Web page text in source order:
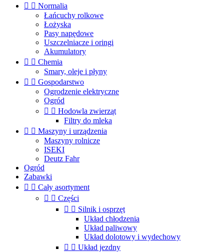
  Normalia
Łańcuchy rolkowe
Łożyska
Pasy napędowe
Uszczelniacze i oringi
Akumulatory
  Chemia
Smary, oleje i płyny
  Gospodarstwo
Ogrodzenie elektryczne
Ogród
  Hodowla zwierząt
Filtry do mleka
  Maszyny i urządzenia
Maszyny rolnicze
ISEKI
Deutz Fahr
Ogród
Zabawki
  Cały asortyment
  Części
  Silnik i osprzęt
Układ chłodzenia
Układ paliwowy
Układ dolotowy i wydechowy
  Układ jezdny